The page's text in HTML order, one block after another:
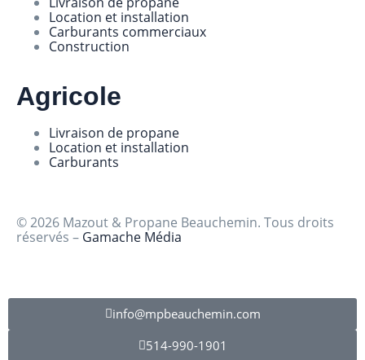
Location et installation
Carburants commerciaux
Construction
Agricole
Livraison de propane
Location et installation
Carburants
© 2026 Mazout & Propane Beauchemin. Tous droits
réservés – Gamache Média
info@mpbeauchemin.com
514-990-1901